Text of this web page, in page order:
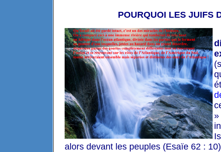
POURQUOI LES JUIFS
»
alors devant les peuples (Esaïe 62 :